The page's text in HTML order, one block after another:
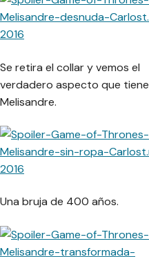
Se retira el collar y vemos el
verdadero aspecto que tiene
Melisandre.
Una bruja de 400 años.